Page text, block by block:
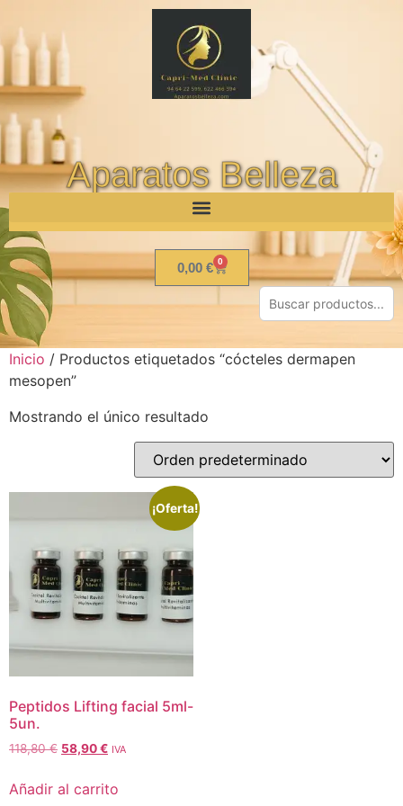
Aparatos Belleza
0,00 € 0
Inicio / Productos etiquetados “cócteles dermapen
mesopen”
Mostrando el único resultado
¡Oferta!
Peptidos Lifting facial 5ml-
5un.
118,80€ 58,90€ IVA
Añadir al carrito